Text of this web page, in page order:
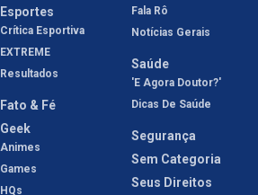
Esportes
Crítica Esportiva
EXTREME
Resultados
Fato & Fé
Geek
Animes
Games
HQs
Fala Rô
Notícias Gerais
Saúde
'E Agora Doutor?'
Dicas De Saúde
Segurança
Sem Categoria
Seus Direitos